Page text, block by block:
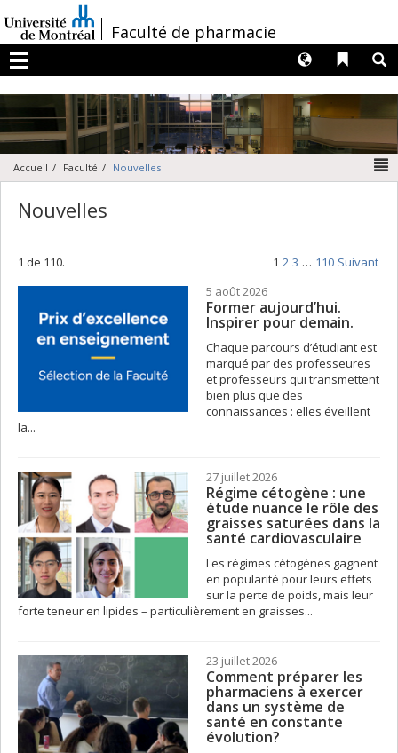
au
contenu
/Faculté de pharmacie
Menu
Liens
Langues
Accueil Faculté Nouvelles
Nouvelles
1 de 110. 1 2 3 … 110 Suivant
5 août 2026
Former aujourd’hui.
Inspirer pour demain.
Chaque parcours d’étudiant est
marqué par des professeures
et professeurs qui transmettent
bien plus que des
connaissances : elles éveillent
la...
27 juillet 2026
Régime cétogène : une
étude nuance le rôle des
graisses saturées dans la
santé cardiovasculaire
Les régimes cétogènes gagnent
en popularité pour leurs effets
sur la perte de poids, mais leur
forte teneur en lipides – particulièrement en graisses...
23 juillet 2026
Comment préparer les
pharmaciens à exercer
dans un système de
santé en constante
évolution?